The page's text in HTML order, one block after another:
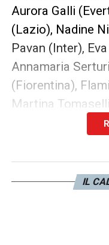
Aurora Galli
(Lazio), Nadine
Pavan (Inter),
Annamaria
(Fiorentina),
Martina
:
Bonfantini
(Inter), Sofia
IL